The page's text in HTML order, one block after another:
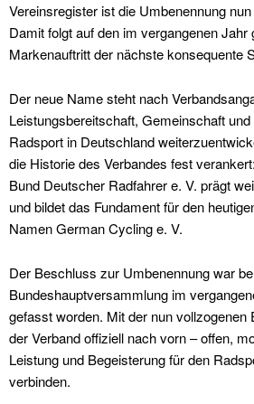
Vereinsregister ist die Umbenennung
Damit folgt auf den im vergangenen Jahr
Markenauftritt der nächste konsequente
Der neue Name steht nach
Leistungsbereitschaft, Gemeinschaft
Radsport in Deutschland
die Historie des Verbandes fest
Bund Deutscher Radfahrer e. V. prägt
und bildet das Fundament für den
Namen German Cycling e. V.
Der Beschluss zur Umbenennung war
Bundeshauptversammlung im
gefasst worden. Mit der nun vollzogenen
der Verband offiziell nach vorn – offen,
Leistung und Begeisterung für den
verbinden.